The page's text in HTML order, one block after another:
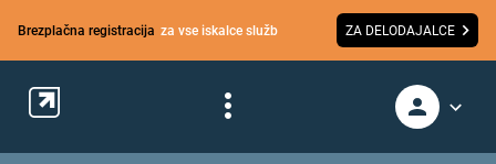
Brezplačna registracija za vse iskalce služb ZA DELODAJALCE